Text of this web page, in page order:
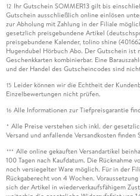
12 Ihr Gutschein SOMMER13 gilt bis
Gutschein ausschließlich online einlösen
zur Abholung mit Zahlung in der Filiale
gesetzlich preisgebundene Artikel
preisgebundene Kalender, tolino shine
Hugendubel Hörbuch Abo. Der Gutschein
Geschenkkarten kombinierbar. Eine
und der Handel des Gutscheincodes sind
15 Leider können wir die Echtheit der
Einzelbewertungen nicht prüfen.
16 Alle Informationen zur Tiefpreisgarantie
* Alle Preise verstehen sich inkl. der
Versand und anfallende Versandkosten finden
*** Alle online gekauften Versandartikel
100 Tagen nach Kaufdatum. Die Rücknahme
noch versiegelter Ware möglich. Für in der
Rückgaberecht von 4 Wochen.
sich der Artikel in wiederverkaufsfähigem